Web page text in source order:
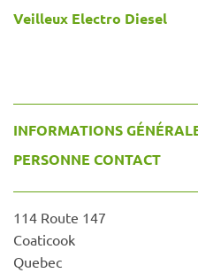
Veilleux Electro Diesel
INFORMATIONS
PERSONNE CONTACT
114 Route 147
Coaticook
Quebec